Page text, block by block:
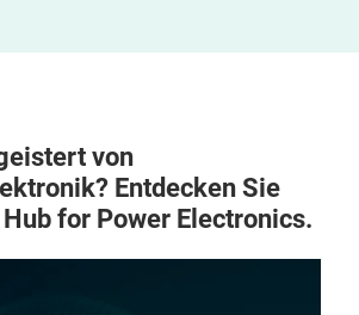
von
Entdecken Sie
for Power Electronics.